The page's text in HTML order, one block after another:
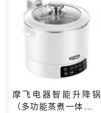
摩飞电器智能升降锅
（多功能蒸煮一体锅）